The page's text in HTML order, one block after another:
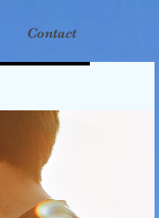
Contact